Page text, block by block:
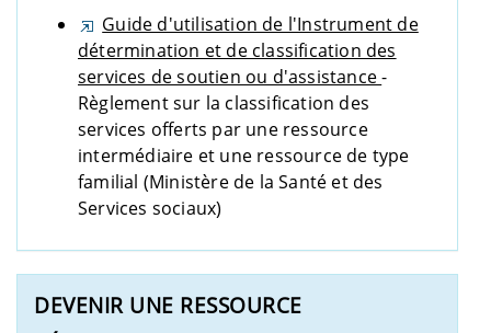
Guide d'utilisation de l'Instrument de
détermination et de classification des
services de soutien ou d'assistance-
Règlement sur la classification des
services offerts par une ressource
intermédiaire et une ressource de type
familial (Ministère de la Santé et des
Services sociaux)
DEVENIR UNE RESSOURCE